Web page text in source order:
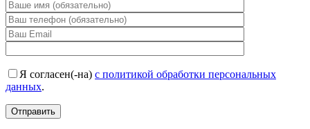
Я согласен(-на) с политикой обработки персональных
данных.